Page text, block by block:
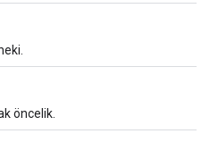
öncelik.